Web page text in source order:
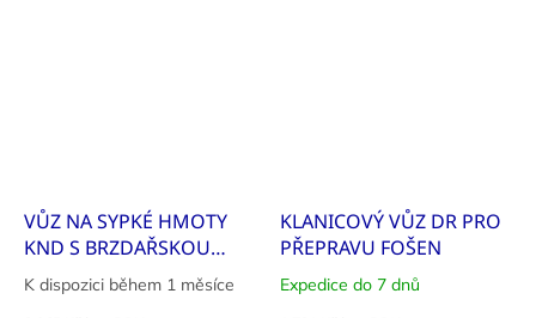
VŮZ NA SYPKÉ HMOTY
KND S BRZDAŘSKOU
BUDKOU
Průměrné
K dispozici během 1 měsíce
KLANICOVÝ VŮZ DR PRO
PŘEPRAVU FOŠEN
Průměrné
Expedice do 7 dnů